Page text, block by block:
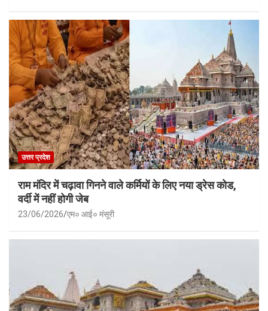
उत्तर प्रदेश
राम मंदिर में चढ़ावा गिनने वाले कर्मियों के लिए नया ड्रेस कोड,
वर्दी में नहीं होगी जेब
23/06/2026 एम० आई० मंसूरी